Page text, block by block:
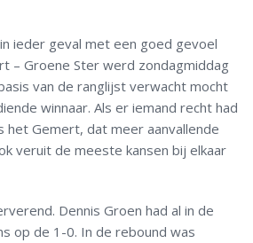
ieder geval met een goed gevoel
– Groene Ster werd zondagmiddag
van de ranglijst verwacht mocht
winnaar. Als er iemand recht had
het Gemert, dat meer aanvallende
veruit de meeste kansen bij elkaar
Dennis Groen had al in de
op de 1-0. In de rebound was